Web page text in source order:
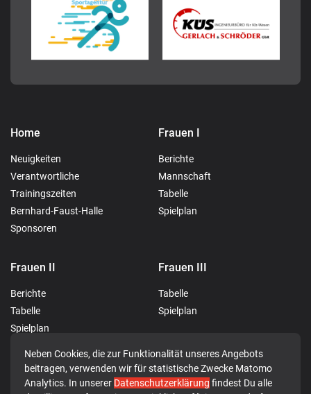
Neben Cookies, die zur Funktionalität unseres Angebots
beitragen, verwenden wir für statistische Zwecke Matomo
Analytics. In unserer Datenschutzerklärung findest Du alle
Home
Neuigkeiten
Verantwortliche
Trainingszeiten
Bernhard-Faust-Halle
Sponsoren
Frauen I
Berichte
Mannschaft
Tabelle
Spielplan
Frauen II
Berichte
Tabelle
Spielplan
Frauen III
Tabelle
Spielplan
Männer I JSG Rotenburg-Breitenbach